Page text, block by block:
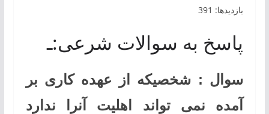
بازدیدها: 391
پاسخ به سوالات شرعی:ـ
سوال : شخصیکه از عهده کاری بر
آمده نمی تواند اهلیت آنرا ندارد